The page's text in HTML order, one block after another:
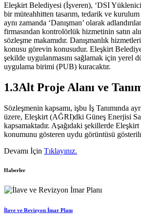
Eleşkirt Belediyesi (İşveren), ‘DSI
bir müteahhitten tasarım, tedarik ve
aynı zamanda ‘Danışman’ olarak
firmasından kontrolörlük hizmetinin satın
sözleşme makamıdır. Danışmanlık
konusu görevin konusudur. Eleşkirt
şekilde uygulanmasını sağlamak için yerel
uygulama birimi (PUB) kuracaktır.
1.3Alt Proje Alanı ve
Sözleşmenin kapsamı, işbu İş Tanımında
üzere, Eleşkirt (AĞRI)dki Güneş Enerjisi
kapsamaktadır. Aşağıdaki şekillerde Eleşkirt
konumunu gösteren uydu görüntüsü
Devamı İçin Tıklayınız.
Haberler
İlave ve Revizyon İmar Planı